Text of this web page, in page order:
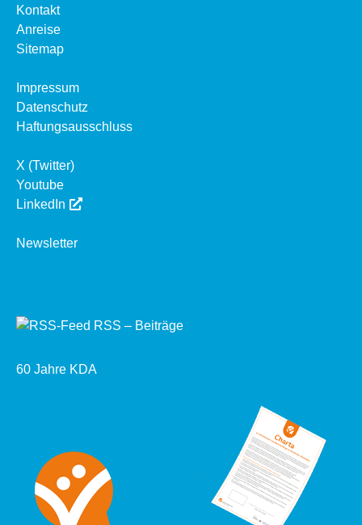
Kontakt
Anreise
Sitemap
Impressum
Datenschutz
Haftungsausschluss
X (Twitter)
Youtube
LinkedIn
Newsletter
RSS – Beiträge
60 Jahre KDA